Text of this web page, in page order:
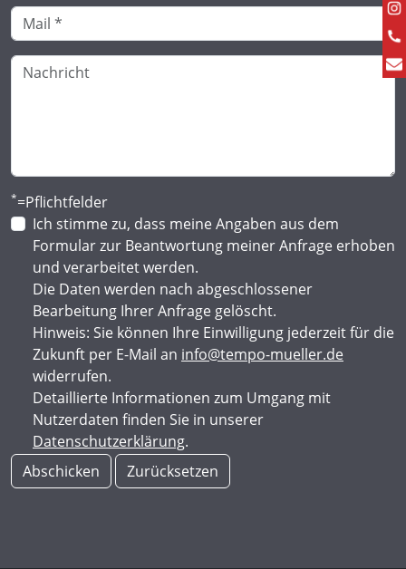
*=Pflichtfelder
Ich stimme zu, dass meine Angaben aus dem
Formular zur Beantwortung meiner Anfrage erhoben
und verarbeitet werden.
Die Daten werden nach abgeschlossener
Bearbeitung Ihrer Anfrage gelöscht.
Hinweis: Sie können Ihre Einwilligung jederzeit für die
Zukunft per E-Mail an info@tempo-mueller.de
widerrufen.
Detaillierte Informationen zum Umgang mit
Nutzerdaten finden Sie in unserer
Datenschutzerklärung.
Abschicken
Zurücksetzen